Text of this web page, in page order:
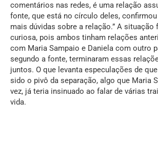
comentários nas redes, é uma relação
fonte, que está no círculo deles,
mais dúvidas sobre a relação.” A situação
curiosa, pois ambos tinham relações
com Maria Sampaio e Daniela com outro
segundo a fonte, terminaram essas
juntos. O que levanta especulações de
sido o pivô da separação, algo que Maria
vez, já teria insinuado ao falar de várias
vida.